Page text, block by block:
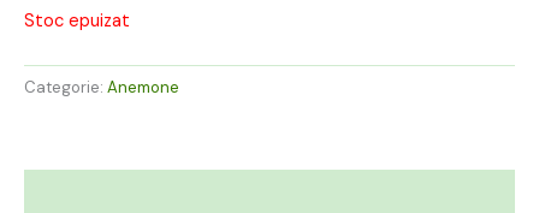
Stoc epuizat
Categorie: Anemone